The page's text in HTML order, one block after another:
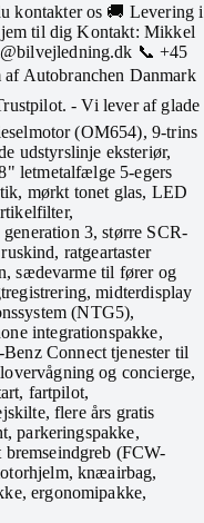
kontakter os 🚚 Levering i
til dig Kontakt: Mikkel
📞 +45
af Autobranchen Danmark
- Vi lever af glade
(OM654), 9-trins
udstyrslinje eksteriør,
letmetalfælge 5-egers
mørkt tonet glas, LED
3, større SCR-
ratgeartaster
sædevarme til fører og
midterdisplay
(NTG5),
integrationspakke,
Connect tjenester til
og concierge,
fartpilot,
flere års gratis
parkeringspakke,
(FCW-
knæairbag,
ergonomipakke,